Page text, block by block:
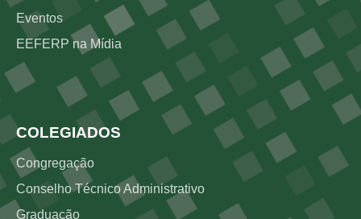
Eventos
EEFERP na Mídia
Rodapé 3
COLEGIADOS
Congregação
Conselho Técnico Administrativo
Graduação